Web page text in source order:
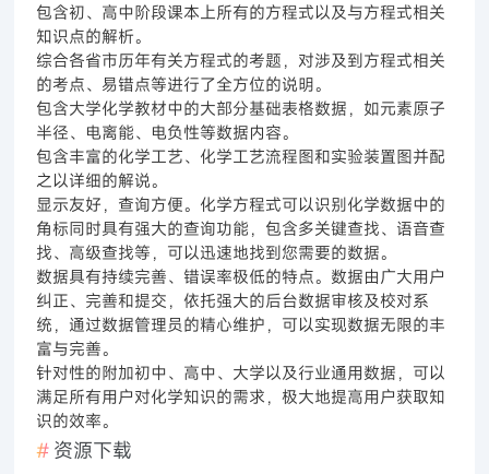
包含初、高中阶段课本上所有的方程式以及与方程式相关
知识点的解析。
综合各省市历年有关方程式的考题，对涉及到方程式相关
的考点、易错点等进行了全方位的说明。
包含大学化学教材中的大部分基础表格数据，如元素原子
半径、电离能、电负性等数据内容。
包含丰富的化学工艺、化学工艺流程图和实验装置图并配
之以详细的解说。
显示友好，查询方便。化学方程式可以识别化学数据中的
角标同时具有强大的查询功能，包含多关键查找、语音查
找、高级查找等，可以迅速地找到您需要的数据。
数据具有持续完善、错误率极低的特点。数据由广大用户
纠正、完善和提交，依托强大的后台数据审核及校对系
统，通过数据管理员的精心维护，可以实现数据无限的丰
富与完善。
针对性的附加初中、高中、大学以及行业通用数据，可以
满足所有用户对化学知识的需求，极大地提高用户获取知
识的效率。
资源下载